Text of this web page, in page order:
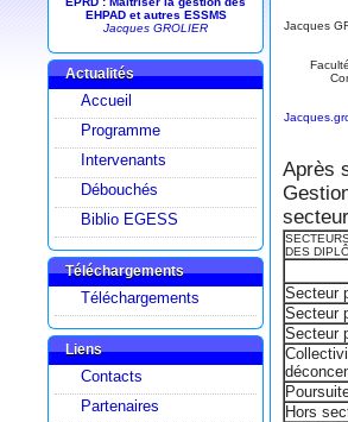
EHPAD et autres ESSMS
Jacques GROLIER
Actualités
Accueil
Programme
Intervenants
Débouchés
Biblio EGESS
Téléchargements
Téléchargements
Liens
Contacts
Partenaires
Jacques
Après
DES
Secteur
Secteur
Secteur
Hors